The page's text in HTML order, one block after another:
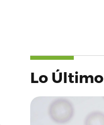
Lo Último